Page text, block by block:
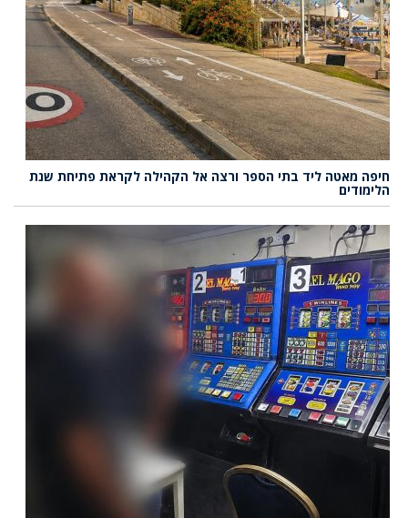
חיפה מאטה ליד בתי הספר ורצה אל הקהילה לקראת פתיחת שנת
הלימודים